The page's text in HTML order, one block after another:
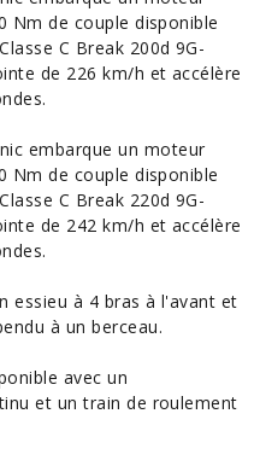
Nm de couple disponible
C Break 200d 9G-
de 226 km/h et accélère
embarque un moteur
Nm de couple disponible
C Break 220d 9G-
de 242 km/h et accélère
essieu à 4 bras à l'avant et
à un berceau.
avec un
et un train de roulement